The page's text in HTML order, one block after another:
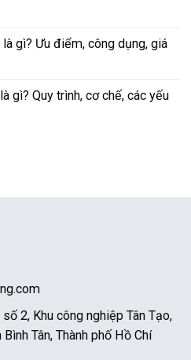
gì? Ưu điểm, công dụng, giá
gì? Quy trình, cơ chế, các yếu
2, Khu công nghiệp Tân Tạo,
Tân, Thành phố Hồ Chí